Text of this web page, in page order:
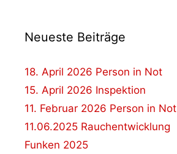
Neueste Beiträge
18. April 2026 Person in Not
15. April 2026 Inspektion
11. Februar 2026 Person in Not
11.06.2025 Rauchentwicklung
Funken 2025